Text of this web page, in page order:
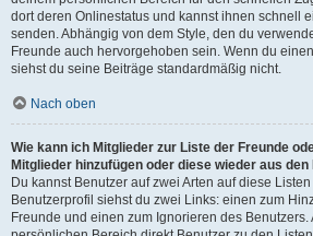
dort deren Onlinestatus und kannst ihnen schnell
senden. Abhängig von dem Style, den du
Freunde auch hervorgehoben sein. Wenn du
siehst du seine Beiträge standardmäßig nicht.
Nach oben
Wie kann ich Mitglieder zur Liste der Freunde
Mitglieder hinzufügen oder diese wieder aus
Du kannst Benutzer auf zwei Arten auf diese
Benutzerprofil siehst du zwei Links: einen zum
Freunde und einen zum Ignorieren des